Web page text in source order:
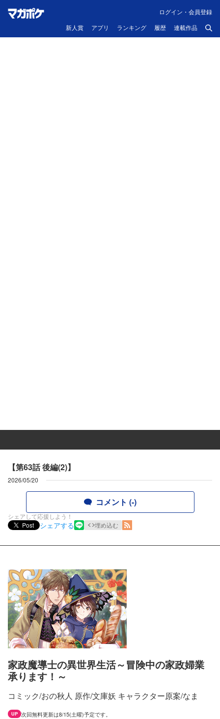
新人賞 アプリ ランキング 履歴 連載作品
ログイン・会員登録
【第63話 後編(2)】
2026/05/20
コメント (-)
シェアして応援しよう！
Post
シェアする 埋め込む
家政魔導士の異世界生活～冒険中の家政婦業
承ります！～
コミック/おの秋人 原作/文庫妖 キャラクター原案/なま
UP 次回無料更新は8/15(土曜)予定です。